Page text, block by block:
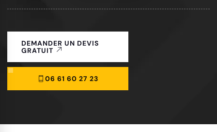
DEMANDER UN DEVIS
GRATUIT
06 61 60 27 23